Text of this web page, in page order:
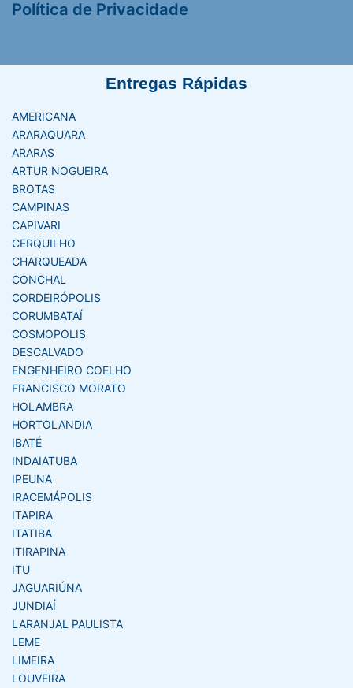
Política de Privacidade
Entregas Rápidas
AMERICANA
ARARAQUARA
ARARAS
ARTUR NOGUEIRA
BROTAS
CAMPINAS
CAPIVARI
CERQUILHO
CHARQUEADA
CONCHAL
CORDEIRÓPOLIS
CORUMBATAÍ
COSMOPOLIS
DESCALVADO
ENGENHEIRO COELHO
FRANCISCO MORATO
HOLAMBRA
HORTOLANDIA
IBATÉ
INDAIATUBA
IPEUNA
IRACEMÁPOLIS
ITAPIRA
ITATIBA
ITIRAPINA
ITU
JAGUARIÚNA
JUNDIAÍ
LARANJAL PAULISTA
LEME
LIMEIRA
LOUVEIRA